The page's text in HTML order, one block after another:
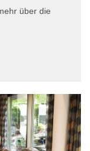
über die